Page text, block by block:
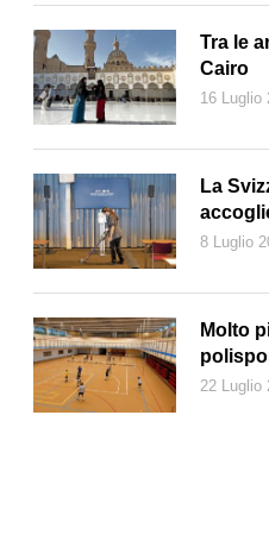
Donald Trump avrebbe voltato le
Tra le
Cairo
16 Luglio
La
8 Luglio
Molto
22 Luglio